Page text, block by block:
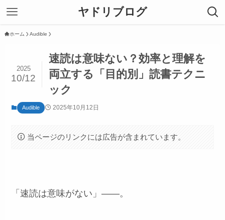
ヤドリブログ
ホーム Audible
速読は意味ない？効率と理解を
両立する「目的別」読書テクニ
ック
2025
10/12
Audible 2025年10月12日
当ページのリンクには広告が含まれています。
「速読は意味がない」――。